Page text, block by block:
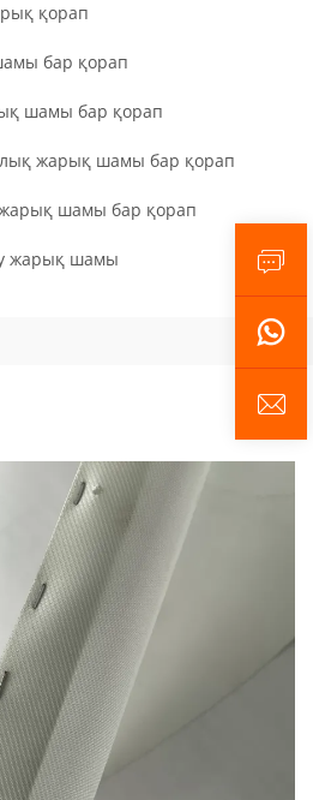
қорап
бар қорап
шамы бар қорап
жарық шамы бар қорап
жарық шамы бар қорап
жарық шамы